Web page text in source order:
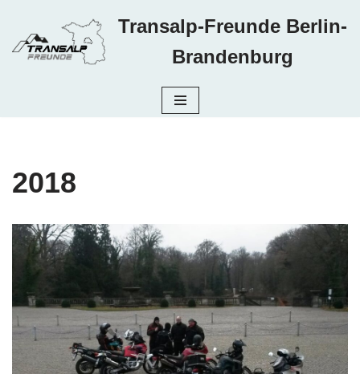
Zum
Inhalt
Transalp-Freunde Berlin-
Brandenburg
2018